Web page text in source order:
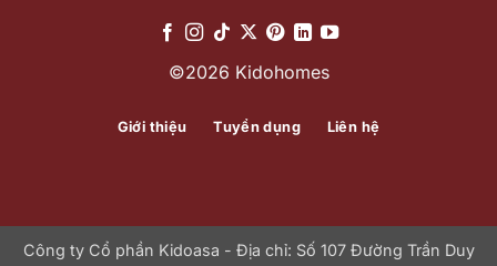
©2026 Kidohomes
Giới thiệu Tuyển dụng Liên hệ
Công ty Cổ phần Kidoasa - Địa chỉ: Số 107 Đường Trần Duy